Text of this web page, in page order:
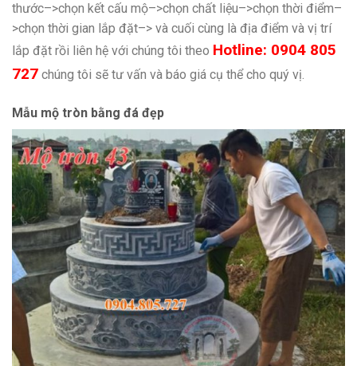
thước–>chọn kết cấu mộ–>chọn chất liệu–>chọn thời điểm–
>chọn thời gian lắp đặt–> và cuối cùng là địa điểm và vị trí
lắp đặt rồi liên hệ với chúng tôi theo Hotline: 0904 805
727 chúng tôi sẽ tư vấn và báo giá cụ thể cho quý vị.
Mẫu mộ tròn bằng đá đẹp